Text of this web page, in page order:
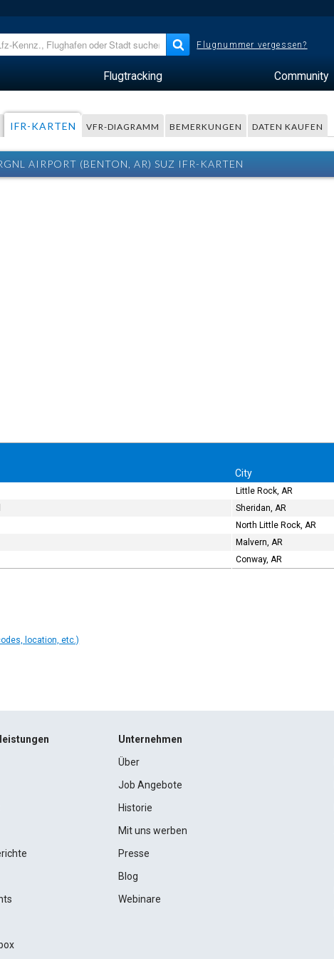
Flugnummer vergessen?
Flugtracking Community
IFR-KARTEN VFR-DIAGRAMM BEMERKUNGEN DATEN KAUFEN
AIRPORT (BENTON, AR) SUZ IFR-KARTEN
City
Little Rock, AR
Sheridan, AR
North Little Rock, AR
Malvern, AR
Conway, AR
location, etc.)
Unternehmen
Über
Job Angebote
Historie
Mit uns werben
Presse
Blog
Webinare